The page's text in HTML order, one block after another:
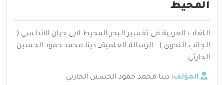
المحيط
اللغات العربية في تفسير البحر المحيط لابي حيان الاندلسي (
الجانب النحوي ) - الرسالة العلمية_ دينا محمد حمود الحسين
الحارثي
المؤلف: دينا محمد حمود الحسين الحارثي